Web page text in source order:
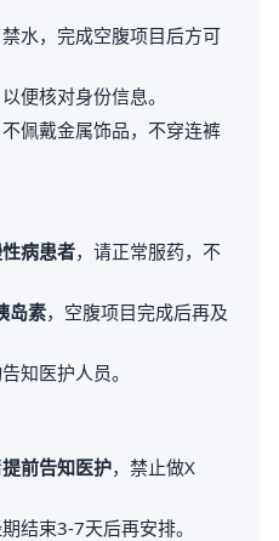
水，完成空腹项目后方可
便核对身份信息。
佩戴金属饰品，不穿连裤
病患者，请正常服药，不
岛素，空腹项目完成后再及
知医护人员。
提前告知医护，禁止做X
结束3-7天后再安排。